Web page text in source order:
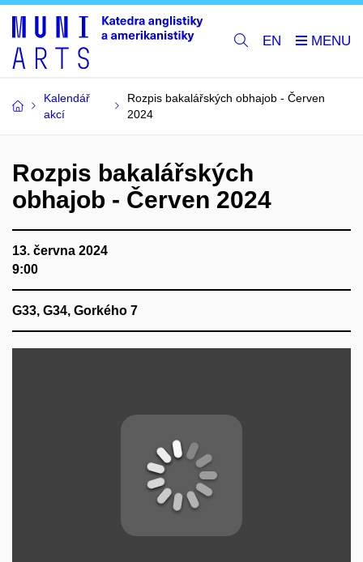
EN
Kalendář
akcí
Rozpis bakalářských obhajob - Červen
2024
Rozpis bakalářských
obhajob - Červen 2024
13. června 2024
9:00
G33, G34, Gorkého 7